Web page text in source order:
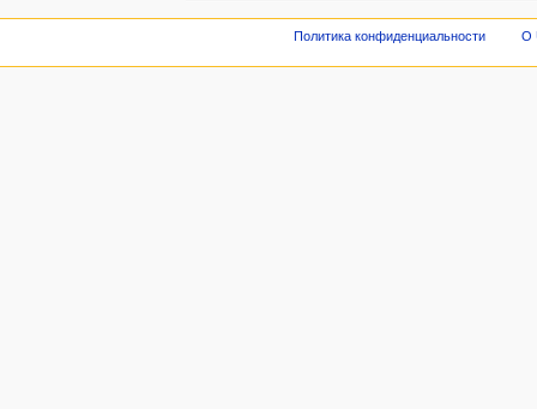
Политика конфиденциальности О